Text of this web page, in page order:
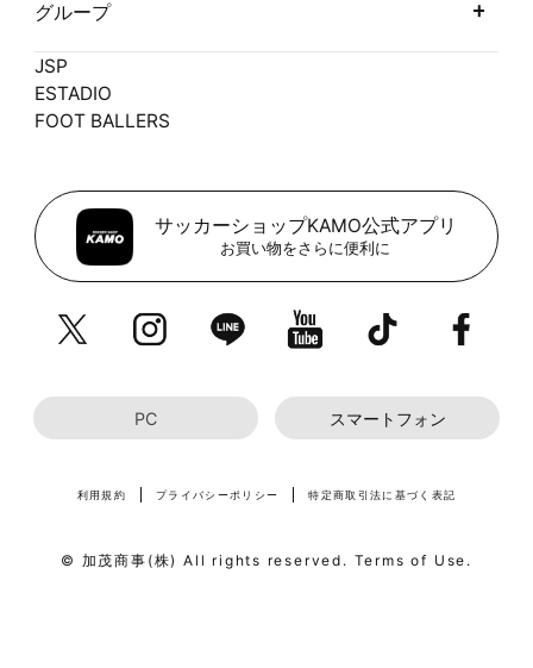
グループ
JSP
ESTADIO
FOOT BALLERS
サッカーショップKAMO公式アプリ
お買い物をさらに便利に
PC スマートフォン
利用規約 プライバシーポリシー 特定商取引法に基づく表記
© 加茂商事(株) All rights reserved. Terms of Use.